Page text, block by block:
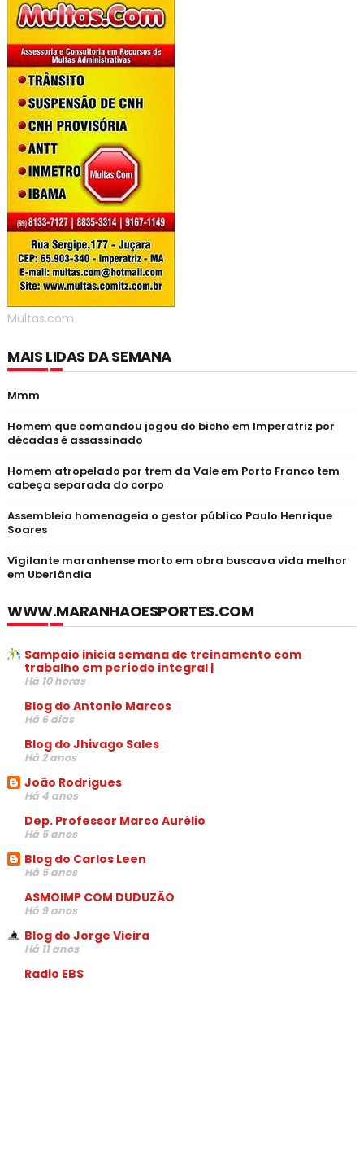
Multas.com
MAIS LIDAS DA SEMANA
Mmm
Homem que comandou jogou do bicho em Imperatriz por
décadas é assassinado
Homem atropelado por trem da Vale em Porto Franco tem
cabeça separada do corpo
Assembleia homenageia o gestor público Paulo Henrique
Soares
Vigilante maranhense morto em obra buscava vida melhor
em Uberlândia
WWW.MARANHAOESPORTES.COM
Sampaio inicia semana de treinamento com
trabalho em período integral |
Há 10 horas
Blog do Antonio Marcos
Há 6 dias
Blog do Jhivago Sales
Há 2 anos
João Rodrigues
Há 4 anos
Dep. Professor Marco Aurélio
Há 5 anos
Blog do Carlos Leen
Há 5 anos
ASMOIMP COM DUDUZÃO
Há 9 anos
Blog do Jorge Vieira
Há 11 anos
Radio EBS